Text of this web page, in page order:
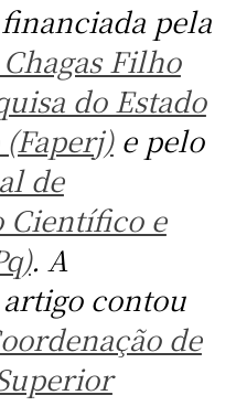
pela
Filho
do Estado
e pelo
de
Científico e
. A
contou
de